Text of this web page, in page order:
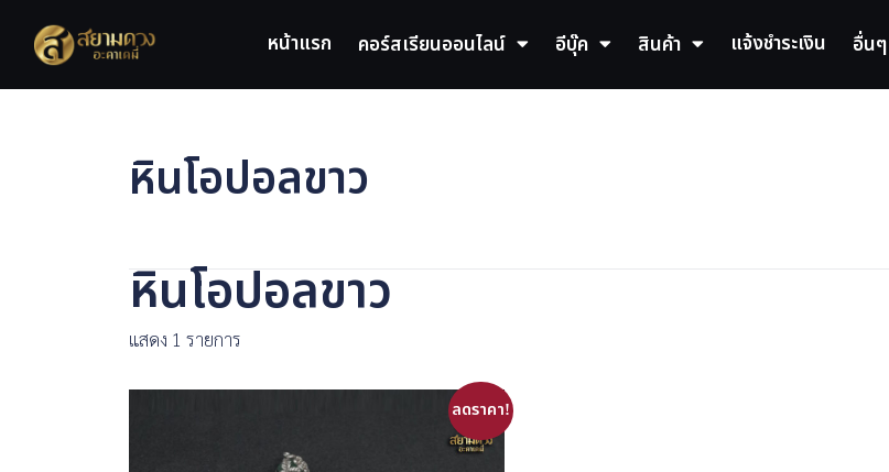
content
หน้าแรก คอร์สเรียนออนไลน์ อีบุ๊ค สินค้า แจ้งชำระเงิน อื่นๆ
หินโอปอลขาว
หินโอปอลขาว
แสดง 1 รายการ
ลดราคา!